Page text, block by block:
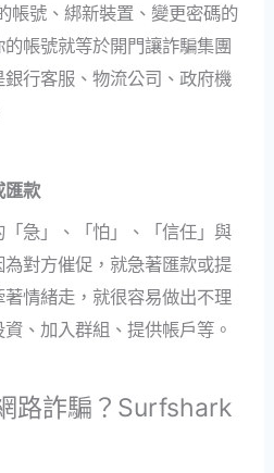
帳號、綁新裝置、變更密碼的
帳號就等於開門讓詐騙集團
行客服、物流公司、政府機
匯款
急」、「怕」、「信任」與
為對方催促，就急著匯款或提
情緒走，就很容易做出不理
、加入群組、提供帳戶等。
路詐騙？Surfshark